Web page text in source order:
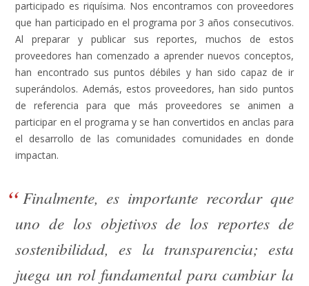
participado es riquísima. Nos encontramos con proveedores
que han participado en el programa por 3 años consecutivos.
Al preparar y publicar sus reportes, muchos de estos
proveedores han comenzado a aprender nuevos conceptos,
han encontrado sus puntos débiles y han sido capaz de ir
superándolos. Además, estos proveedores, han sido puntos
de referencia para que más proveedores se animen a
participar en el programa y se han convertidos en anclas para
el desarrollo de las comunidades comunidades en donde
impactan.
Finalmente, es importante recordar que
uno de los objetivos de los reportes de
sostenibilidad, es la transparencia; esta
juega un rol fundamental para cambiar la